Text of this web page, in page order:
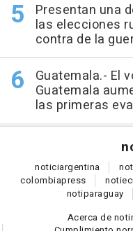
Presentan una
las elecciones
contra de la
Guatemala.- El
Guatemala
las primeras
noticiargentina
colombiapress noti
notiparaguay
Acerca de